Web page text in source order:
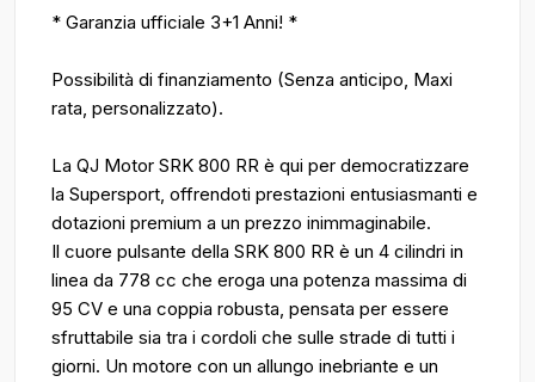
* Garanzia ufficiale 3+1 Anni! *
Possibilità di finanziamento (Senza anticipo, Maxi
rata, personalizzato).
La QJ Motor SRK 800 RR è qui per democratizzare
la Supersport, offrendoti prestazioni entusiasmanti e
dotazioni premium a un prezzo inimmaginabile.
Il cuore pulsante della SRK 800 RR è un 4 cilindri in
linea da 778 cc che eroga una potenza massima di
95 CV e una coppia robusta, pensata per essere
sfruttabile sia tra i cordoli che sulle strade di tutti i
giorni. Un motore con un allungo inebriante e un